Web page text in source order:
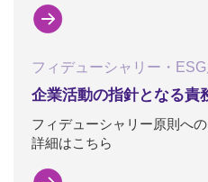
フィデューシャリー・ESG
企業活動の指針となる責
フィデューシャリー原則へ
詳細はこちら